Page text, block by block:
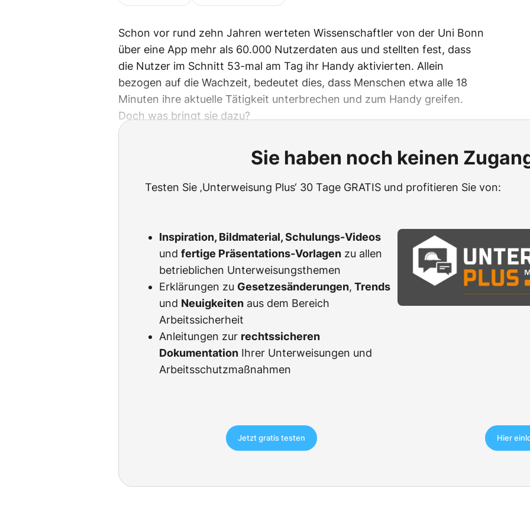
Schon vor rund zehn Jahren werteten Wissenschaftler von der Uni Bonn
über eine App mehr als 60.000 Nutzerdaten aus und stellten fest, dass
die Nutzer im Schnitt 53-mal am Tag ihr Handy aktivierten. Allein
bezogen auf die Wachzeit, bedeutet dies, dass Menschen etwa alle 18
Minuten ihre aktuelle Tätigkeit unterbrechen und zum Handy greifen.
Doch was bringt sie dazu?
Sie haben noch keinen
Testen Sie ‚Unterweisung Plus‘ 30 Tage GRATIS und profitieren Sie von:
Inspiration, Bildmaterial, Schulungs-Videos
und fertige Präsentations-Vorlagen zu allen
betrieblichen Unterweisungsthemen
Erklärungen zu Gesetzesänderungen, Trends
und Neuigkeiten aus dem Bereich
Arbeitssicherheit
Anleitungen zur rechtssicheren
Dokumentation Ihrer Unterweisungen und
Arbeitsschutzmaßnahmen
Jetzt gratis testen Hier